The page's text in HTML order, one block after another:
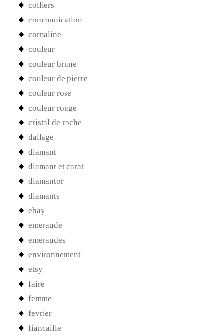
colliers
communication
cornaline
couleur
couleur brune
couleur de pierre
couleur rose
couleur rouge
cristal de roche
dallage
diamant
diamant et carat
diamantor
diamants
ebay
emeraude
emeraudes
environnement
etsy
faire
femme
fevrier
fiancaille